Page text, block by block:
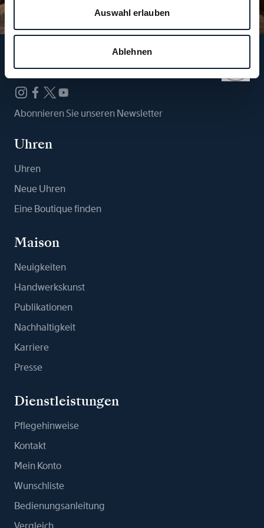
Auswahl erlauben
Ablehnen
Folgen Sie uns
Abonnieren Sie unseren Newsletter
Uhren
Uhren
Neue Uhren
Eine Boutique finden
Maison
Neuigkeiten
Handwerkskunst
Publikationen
Nachhaltigkeit
Karriere
Presse
Dienstleistungen
Pflegehinweise
Kontakt
Mein Konto
Wunschliste
Bedienungsanleitung